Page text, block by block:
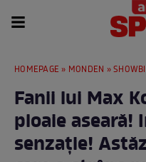
HOMEPAGE » MONDEN »
Fanii lui Max
ploaie aseară!
senzație!